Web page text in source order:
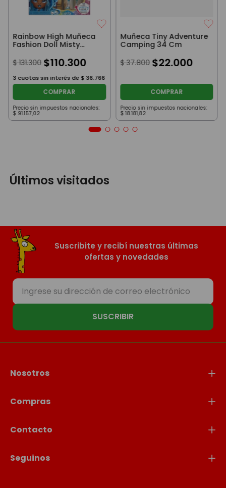
Rainbow High Muñeca
Fashion Doll Misty
$ 131.300 $110.300
3 cuotas sin interés de $ 36.766
COMPRAR
Precio sin impuestos nacionales:
$ 91.157,02
Muñeca Tiny Adventure
Camping 34 Cm
$ 37.800 $22.000
COMPRAR
Precio sin impuestos nacionales:
$ 18.181,82
Últimos visitados
Suscribite y recibí nuestras últimas
ofertas y novedades
SUSCRIBIR
Nosotros
Compras
Contacto
Seguinos